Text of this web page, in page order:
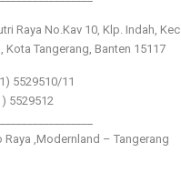
Raya No.Kav 10, Klp. Indah, Kec.
Kota Tangerang, Banten 15117
5529510/11
5529512
Raya ,Modernland – Tangerang